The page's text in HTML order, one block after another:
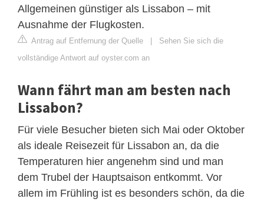
Allgemeinen günstiger als Lissabon – mit
Ausnahme der Flugkosten.
Antrag auf Entfernung der Quelle | Sehen Sie sich die
vollständige Antwort auf oyster.com an
Wann fährt man am besten nach
Lissabon?
Für viele Besucher bieten sich Mai oder Oktober
als ideale Reisezeit für Lissabon an, da die
Temperaturen hier angenehm sind und man
dem Trubel der Hauptsaison entkommt. Vor
allem im Frühling ist es besonders schön, da die